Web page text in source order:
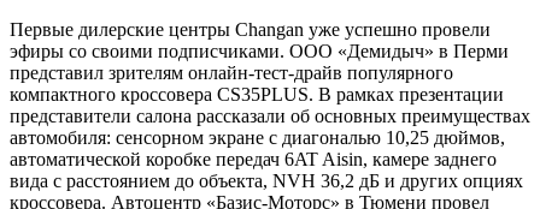
Первые дилерские центры Changan уже успешно провели
эфиры со своими подписчиками. ООО «Демидыч» в Перми
представил зрителям онлайн-тест-драйв популярного
компактного кроссовера CS35PLUS. В рамках презентации
представители салона рассказали об основных преимуществах
автомобиля: сенсорном экране с диагональю 10,25 дюймов,
автоматической коробке передач 6AT Aisin, камере заднего
вида с расстоянием до объекта, NVH 36,2 дБ и других опциях
кроссовера. Автоцентр «Базис-Моторс» в Тюмени провел